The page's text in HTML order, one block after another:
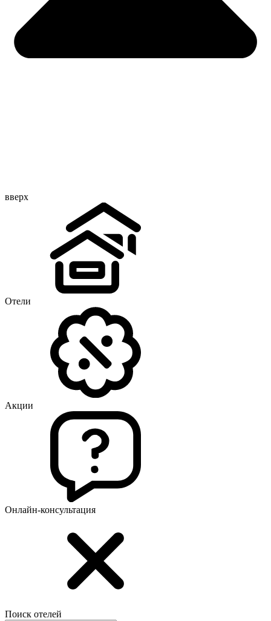
вверх
Отели
Акции
Онлайн-консультация
Поиск отелей